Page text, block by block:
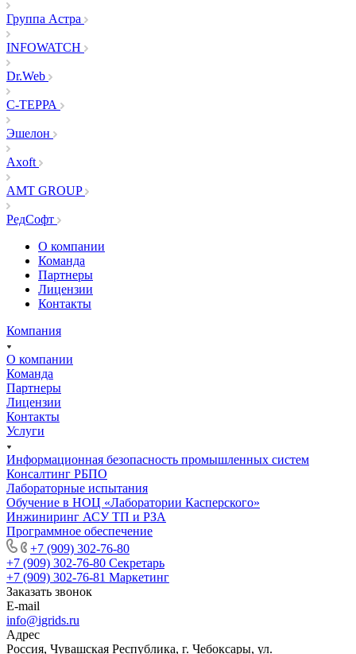
Группа Астра
INFOWATCH
Dr.Web
С-ТЕРРА
Эшелон
Axoft
AMT GROUP
РедСофт
О компании
Команда
Партнеры
Лицензии
Контакты
Компания
О компании
Команда
Партнеры
Лицензии
Контакты
Услуги
Информационная безопасность промышленных систем
Консалтинг РБПО
Лабораторные испытания
Обучение в НОЦ «Лаборатории Касперского»
Инжиниринг АСУ ТП и РЗА
Программное обеспечение
+7 (909) 302-76-80
+7 (909) 302-76-80 Секретарь
+7 (909) 302-76-81 Маркетинг
Заказать звонок
E-mail
info@igrids.ru
Адрес
Россия, Чувашская Республика, г. Чебоксары, ул.